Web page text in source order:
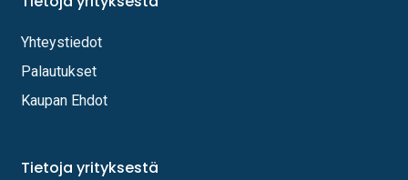
Yhteystiedot
Palautukset
Kaupan Ehdot
Tietoja yrityksestä